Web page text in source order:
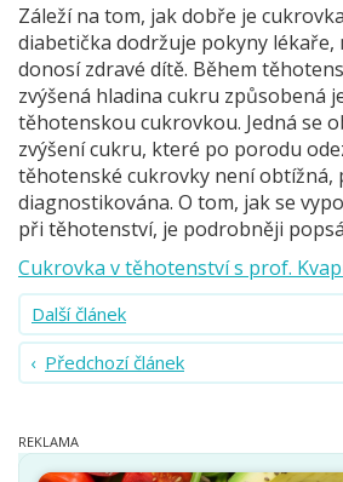
Záleží na tom, jak dobře je
diabetička dodržuje pokyny lékaře,
donosí zdravé dítě. Během
zvýšená hladina cukru způsobená
těhotenskou cukrovkou. Jedná se
zvýšení cukru, které po porodu
těhotenské cukrovky není obtížná,
diagnostikována. O tom, jak se
při těhotenství, je podrobněji
Cukrovka v těhotenství s prof.
Další článek
Předchozí článek